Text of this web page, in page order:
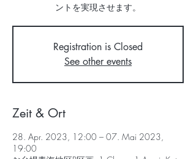
ントを実現させます。
Registration is Closed
See other events
Zeit & Ort
28. Apr. 2023, 12:00 – 07. Mai 2023,
19:00